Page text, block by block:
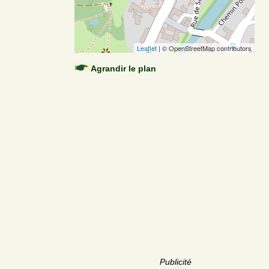
Leaflet | © OpenStreetMap contributors
Agrandir le plan
Publicité